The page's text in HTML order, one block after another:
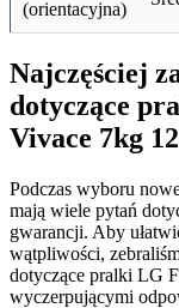
(orientacyjna)
Najczęściej
dotyczące
Vivace 7kg
Podczas wyboru
mają wiele pytań
gwarancji. Aby
wątpliwości,
dotyczące pralki LG
wyczerpującymi